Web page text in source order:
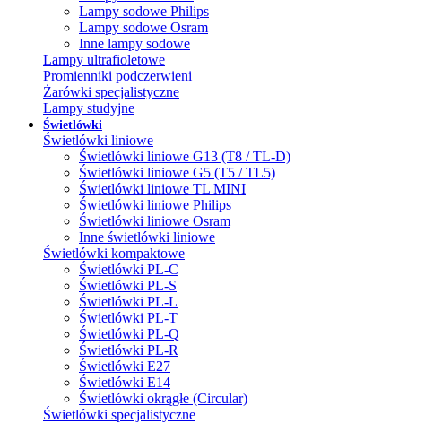
Lampy sodowe Philips
Lampy sodowe Osram
Inne lampy sodowe
Lampy ultrafioletowe
Promienniki podczerwieni
Żarówki specjalistyczne
Lampy studyjne
Świetlówki
Świetlówki liniowe
Świetlówki liniowe G13 (T8 / TL-D)
Świetlówki liniowe G5 (T5 / TL5)
Świetlówki liniowe TL MINI
Świetlówki liniowe Philips
Świetlówki liniowe Osram
Inne świetlówki liniowe
Świetlówki kompaktowe
Świetlówki PL-C
Świetlówki PL-S
Świetlówki PL-L
Świetlówki PL-T
Świetlówki PL-Q
Świetlówki PL-R
Świetlówki E27
Świetlówki E14
Świetlówki okrągłe (Circular)
Świetlówki specjalistyczne